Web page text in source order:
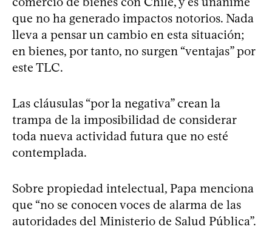
que no ha generado impactos notorios. Nada
lleva a pensar un cambio en esta situación;
en bienes, por tanto, no surgen “ventajas” por
este TLC.
Las cláusulas “por la negativa” crean la
trampa de la imposibilidad de considerar
toda nueva actividad futura que no esté
contemplada.
Sobre propiedad intelectual, Papa menciona
que “no se conocen voces de alarma de las
autoridades del Ministerio de Salud Pública”.